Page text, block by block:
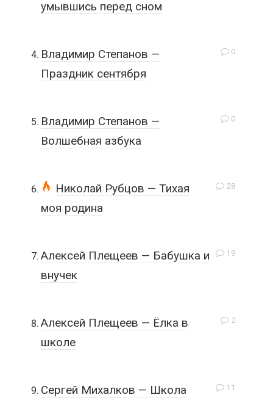
умывшись перед сном
0
Владимир Степанов —
Праздник сентября
0
Владимир Степанов —
Волшебная азбука
28
Николай Рубцов — Тихая
моя родина
19
Алексей Плещеев — Бабушка и
внучек
2
Алексей Плещеев — Ёлка в
школе
11
Сергей Михалков — Школа